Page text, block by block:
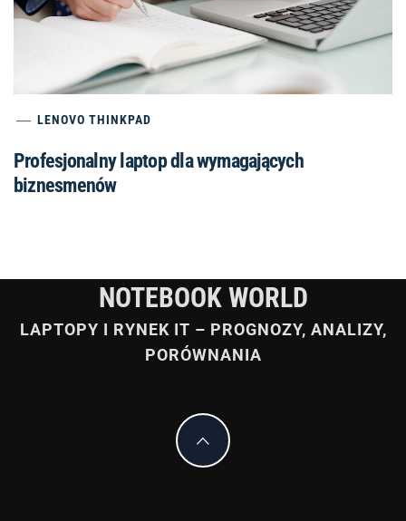
LENOVO THINKPAD
Profesjonalny laptop dla wymagających
biznesmenów
NOTEBOOK WORLD
LAPTOPY I RYNEK IT – PROGNOZY, ANALIZY,
PORÓWNANIA